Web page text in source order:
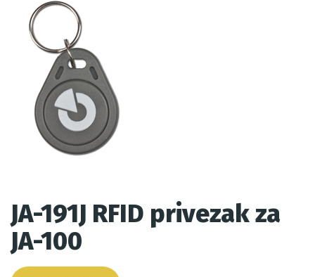
JA-191J RFID privezak za
JA-100